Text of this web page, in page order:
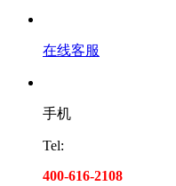
在线客服
手机
Tel:
400-616-2108